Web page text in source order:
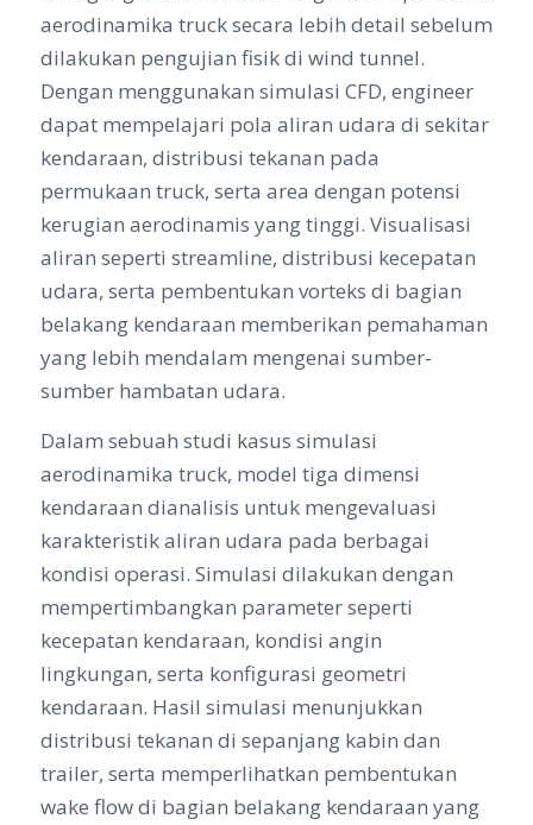
aerodinamika truck secara lebih detail sebelum
dilakukan pengujian fisik di wind tunnel.
Dengan menggunakan simulasi CFD, engineer
dapat mempelajari pola aliran udara di sekitar
kendaraan, distribusi tekanan pada
permukaan truck, serta area dengan potensi
kerugian aerodinamis yang tinggi. Visualisasi
aliran seperti streamline, distribusi kecepatan
udara, serta pembentukan vorteks di bagian
belakang kendaraan memberikan pemahaman
yang lebih mendalam mengenai sumber-
sumber hambatan udara.
Dalam sebuah studi kasus simulasi
aerodinamika truck, model tiga dimensi
kendaraan dianalisis untuk mengevaluasi
karakteristik aliran udara pada berbagai
kondisi operasi. Simulasi dilakukan dengan
mempertimbangkan parameter seperti
kecepatan kendaraan, kondisi angin
lingkungan, serta konfigurasi geometri
kendaraan. Hasil simulasi menunjukkan
distribusi tekanan di sepanjang kabin dan
trailer, serta memperlihatkan pembentukan
wake flow di bagian belakang kendaraan yang